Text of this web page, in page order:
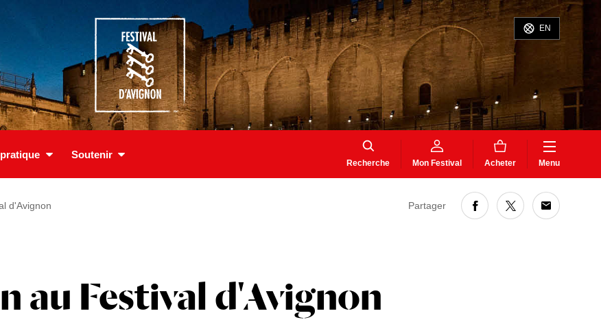
EN
Soutenir
Recherche Mon Festival Acheter Menu
d'Avignon Partager
au Festival d'Avignon